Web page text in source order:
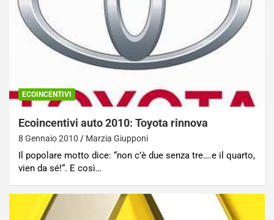
ECOINCENTIVI
Ecoincentivi auto 2010: Toyota rinnova
8 Gennaio 2010 Marzia Giupponi
Il popolare motto dice: “non c’è due senza tre….e il quarto,
vien da sé!“. E così…